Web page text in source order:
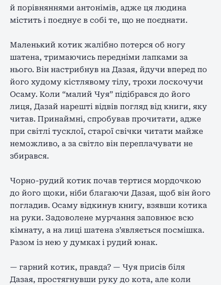
й порівняннями антонімів, адже ця людина
містить і поєднує в собі те, що не поєднати.
Маленький котик жалібно потерся об ногу
шатена, тримаючись передніми лапками за
нього. Він настрибнув на Дазая, йдучи вперед по
його худому кістлявому тілу, трохи лоскочучи
Осаму. Коли “малий Чуя” підібрався до його
лиця, Дазай нарешті відвів погляд від книги, яку
читав. Принаймні, спробував прочитати, адже
при світлі тусклої, старої свічки читати майже
неможливо, а за світло він переплачувати не
збирався.
Чорно-рудий котик почав тертися мордочкою
до його щоки, ніби благаючи Дазая, щоб він його
погладив. Осаму відкинув книгу, взявши котика
на руки. Задоволене мурчання заповнює всю
кімнату, а на лиці шатена з’являється посмішка.
Разом із нею у думках і рудий юнак.
— гарний котик, правда? — Чуя присів біля
Дазая, простягнувши руку до кота, але коли